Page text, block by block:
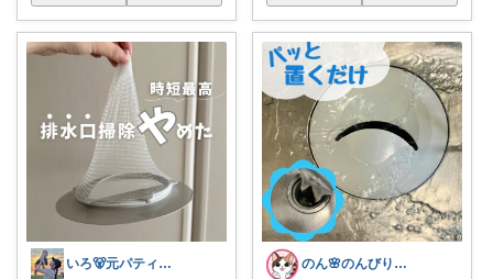
いろ🐻元パティシエ🍫 のん🌸のんびり生活✨